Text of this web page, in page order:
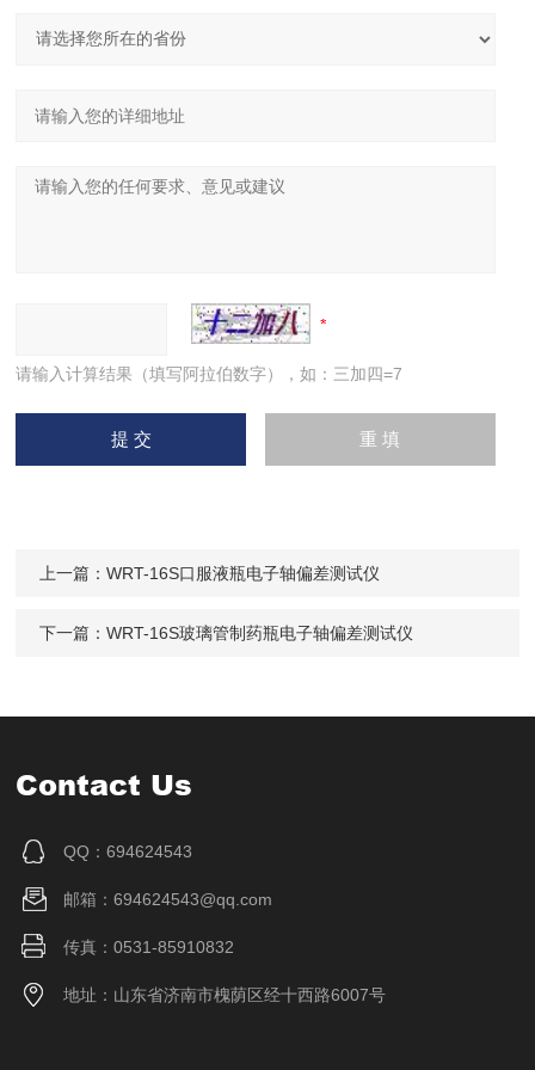
请输入计算结果（填写阿拉伯数字），如：三加四=7
上一篇：WRT-16S口服液瓶电子轴偏差测试仪
下一篇：WRT-16S玻璃管制药瓶电子轴偏差测试仪
Contact Us
QQ：694624543
邮箱：694624543@qq.com
传真：0531-85910832
地址：山东省济南市槐荫区经十西路6007号